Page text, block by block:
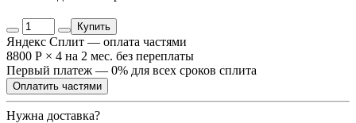
Купить
Яндекс Сплит — оплата частями
8800 Р × 4 на 2 мес. без переплаты
Первый платеж — 0% для всех сроков сплита
Оплатить частями
Нужна доставка?